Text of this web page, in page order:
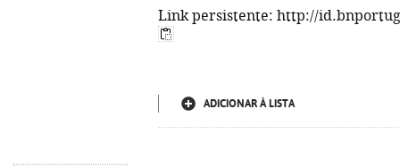
Link persistente: http://
ADICIONAR À LISTA